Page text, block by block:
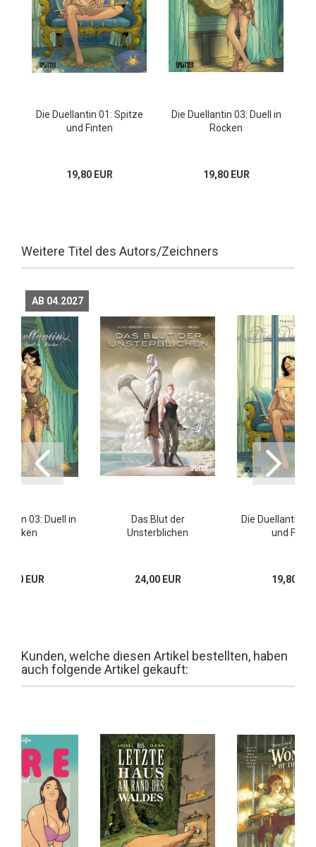
Die Duellantin 01: Spitze
und Finten
19,80 EUR
Die Duellantin 03: Duell in
Röcken
19,80 EUR
Weitere Titel des Autors/Zeichners
AB 04.2027
03: Duell in
Röcken
EUR
Das Blut der
Unsterblichen
24,00 EUR
Die Duellantin
und
19,80
Kunden, welche diesen Artikel bestellten, haben
auch folgende Artikel gekauft: